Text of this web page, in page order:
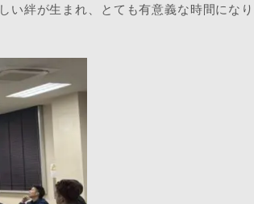
い絆が生まれ、とても有意義な時間になり